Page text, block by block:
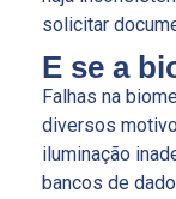
solicitar
E se a
Falhas na
diversos
iluminação
bancos de